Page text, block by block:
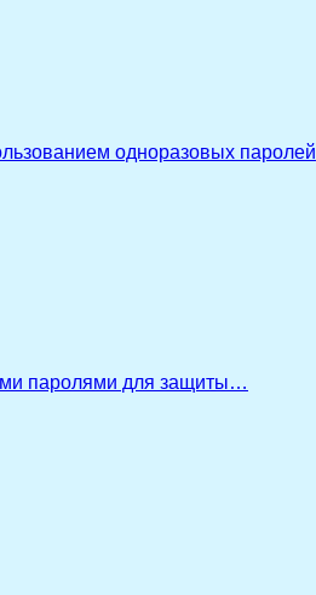
одноразовых паролей
паролями для защиты…